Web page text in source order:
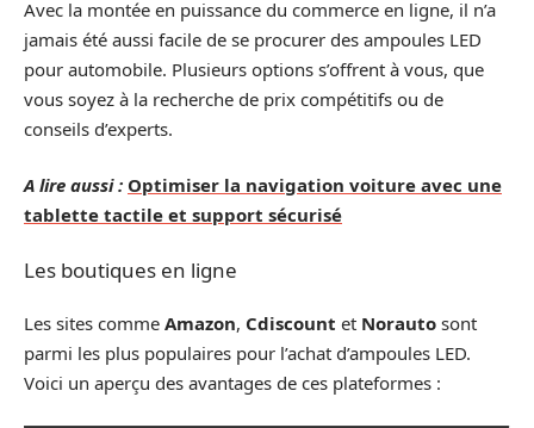
Avec la montée en puissance du commerce en ligne, il n’a
jamais été aussi facile de se procurer des ampoules LED
pour automobile. Plusieurs options s’offrent à vous, que
vous soyez à la recherche de prix compétitifs ou de
conseils d’experts.
A lire aussi : Optimiser la navigation voiture avec une
tablette tactile et support sécurisé
Les boutiques en ligne
Les sites comme Amazon, Cdiscount et Norauto sont
parmi les plus populaires pour l’achat d’ampoules LED.
Voici un aperçu des avantages de ces plateformes :